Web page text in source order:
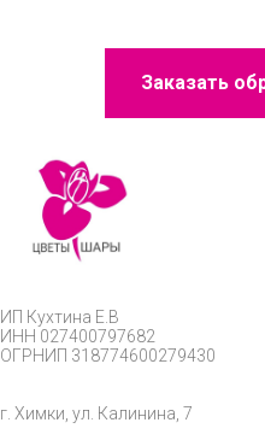
Заказать
ИП Кухтина Е.В
ИНН 027400797682
ОГРНИП 318774600279430
г. Химки, ул. Калинина, 7